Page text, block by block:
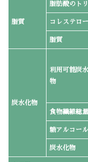
脂質
脂肪酸のト
コレステロ
脂質
炭水化物
利用可能炭
物
食物繊維総量
糖アルコール
炭水化物